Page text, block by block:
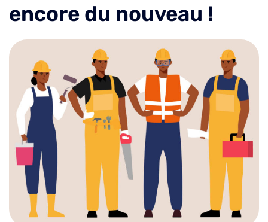
encore du nouveau !